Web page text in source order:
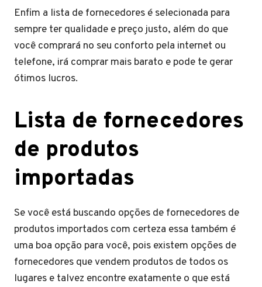
Enfim a lista de fornecedores é selecionada para
sempre ter qualidade e preço justo, além do que
você comprará no seu conforto pela internet ou
telefone, irá comprar mais barato e pode te gerar
ótimos lucros.
Lista de fornecedores
de produtos
importadas
Se você está buscando opções de fornecedores de
produtos importados com certeza essa também é
uma boa opção para você, pois existem opções de
fornecedores que vendem produtos de todos os
lugares e talvez encontre exatamente o que está